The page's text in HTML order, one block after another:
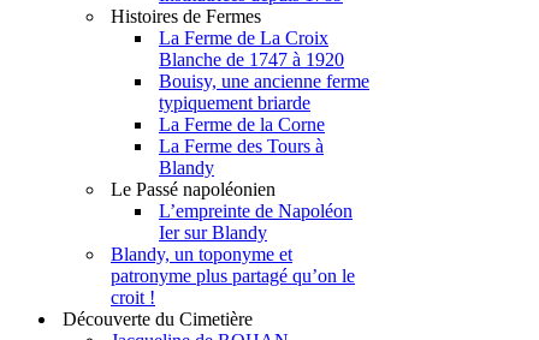
Histoires de Fermes
La Ferme de La Croix
Blanche de 1747 à 1920
Bouisy, une ancienne ferme
typiquement briarde
La Ferme de la Corne
La Ferme des Tours à
Blandy
Le Passé napoléonien
L’empreinte de Napoléon
Ier sur Blandy
Blandy, un toponyme et
patronyme plus partagé qu’on le
croit !
Découverte du Cimetière